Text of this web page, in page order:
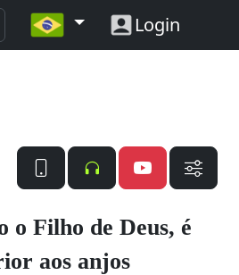
Login
o Filho de Deus, é
aos anjos